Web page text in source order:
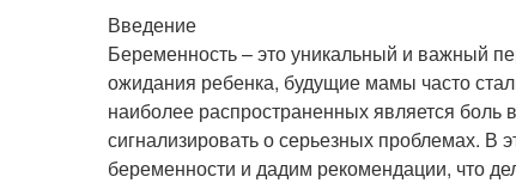
Введение
Беременность – это уникальный и важный
ожидания ребенка, будущие мамы часто
наиболее распространенных является
сигнализировать о серьезных проблемах.
беременности и дадим рекомендации, что